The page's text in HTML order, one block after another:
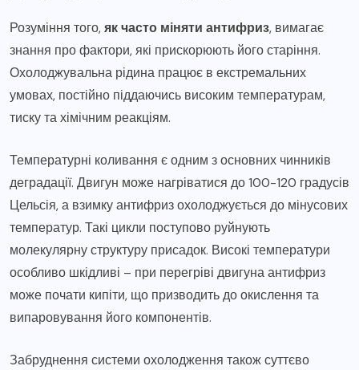
Розуміння того,як часто міняти антифриз, вимагає
знання про фактори, які прискорюють його старіння.
Охолоджувальна рідина працює в екстремальних
умовах, постійно піддаючись високим температурам,
тиску та хімічним реакціям.
Температурні коливання є одним з основних чинників
деградації. Двигун може нагріватися до 100-120 градусів
Цельсія, а взимку антифриз охолоджується до мінусових
температур. Такі цикли поступово руйнують
молекулярну структуру присадок. Високі температури
особливо шкідливі – при перегріві двигуна антифриз
може почати кипіти, що призводить до окислення та
випаровування його компонентів.
Забруднення системи охолодження також суттєво